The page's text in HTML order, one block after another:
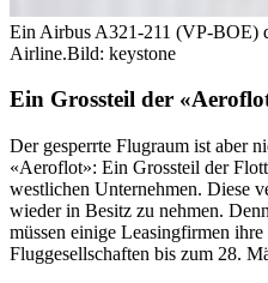
Ein Airbus A321-211 (VP-BOE)
Airline.Bild: keystone
Ein Grossteil der
Der gesperrte Flugraum ist aber
«Aeroflot»: Ein Grossteil der
westlichen Unternehmen. Diese
wieder in Besitz zu nehmen.
müssen einige Leasingfirmen ihre
Fluggesellschaften bis zum 28.